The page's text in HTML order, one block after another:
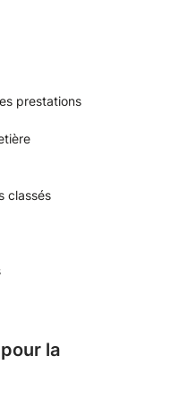
prestations
classés
la